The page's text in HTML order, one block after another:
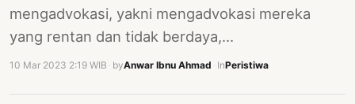
mengadvokasi, yakni mengadvokasi mereka
yang rentan dan tidak berdaya,…
10 Mar 2023 2:19 WIB byAnwar Ibnu Ahmad InPeristiwa